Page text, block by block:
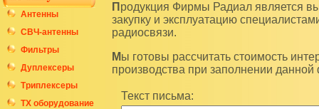
Антенны
СВЧ-антенны
Фильтры
Дуплексеры
Триплексеры
ТХ оборудование
Продукция Фирмы Радиал является высокотехнологичным оборудованием и подразумевает
закупку и эксплуатацию
радиосвязи.
Мы готовы рассчитать стоимость интересующих вас изделий по последним ценам нашего
производства при заполнении
Текст письма: